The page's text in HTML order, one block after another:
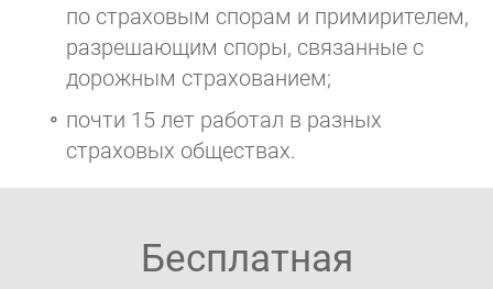
по страховым спорам и примирителем,
разрешающим споры, связанные с
дорожным страхованием;
почти 15 лет работал в разных
страховых обществах.
Бесплатная